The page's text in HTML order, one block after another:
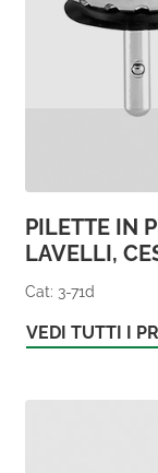
PILETTE IN
LAVELLI,
Cat: 3-71d
VEDI TUTTI I